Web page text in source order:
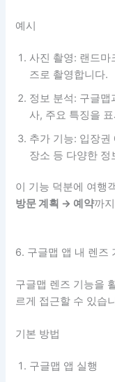
예시
사진 촬영: 랜드마
즈로 촬영합니다.
정보 분석: 구글맵
사, 주요 특징을
추가 기능: 입장권
장소 등 다양한 정
이 기능 덕분에 여행
방문 계획 → 예약까
6. 구글맵 앱 내 렌즈
구글맵 렌즈 기능을
르게 접근할 수 있습
기본 방법
구글맵 앱 실행